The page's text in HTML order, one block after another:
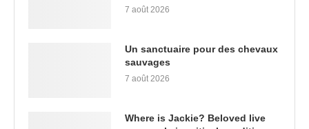
7 août 2026
Un sanctuaire pour des chevaux
sauvages
7 août 2026
Where is Jackie? Beloved live